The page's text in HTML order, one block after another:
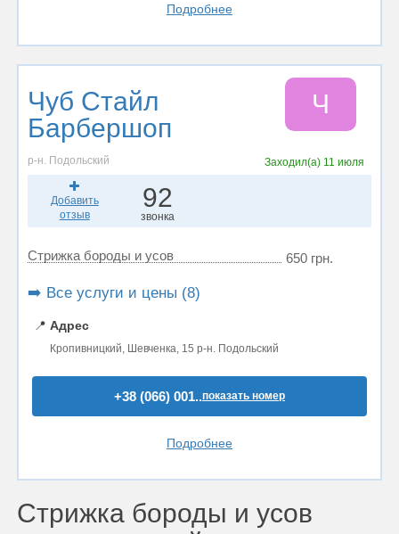
Подробнее
Чуб Стайл
Барбершоп
Ч
р-н. Подольский Заходил(а) 11 июля
Добавить
отзыв
92
звонка
Стрижка бороды и усов 650 грн.
➡️ Все услуги и цены (8)
📍 Адрес
Кропивницкий, Шевченка, 15 р-н. Подольский
+38 (066) 001..показать номер
Подробнее
Стрижка бороды и усов